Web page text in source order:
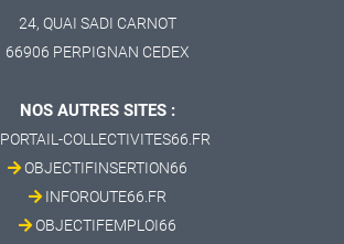
24, QUAI SADI CARNOT
66906 PERPIGNAN CEDEX
NOS AUTRES SITES :
PORTAIL-COLLECTIVITES66.FR
OBJECTIFINSERTION66
INFOROUTE66.FR
OBJECTIFEMPLOI66